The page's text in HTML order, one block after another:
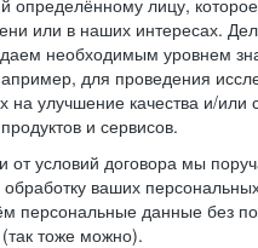
определённому лицу,
или в наших интересах.
необходимым уровнем
для проведения
на улучшение качества и/или
и сервисов.
от условий договора мы
обработку ваших
персональные данные без
тоже можно).